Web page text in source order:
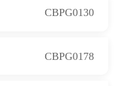
CBPG0130
CBPG0178